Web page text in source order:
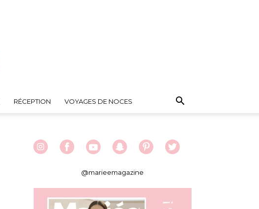
RÉCEPTION VOYAGES DE NOCES
@marieemagazine